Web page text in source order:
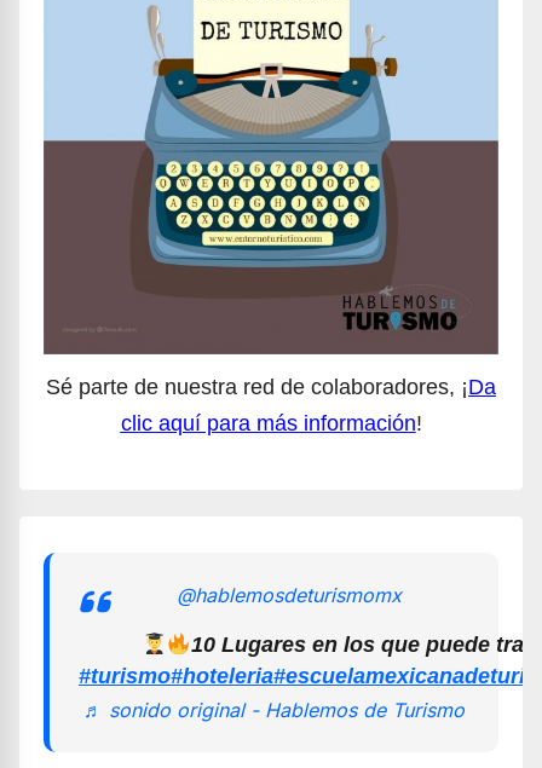
Sé parte de nuestra red de colaboradores, ¡Da
clic aquí para más información!
@hablemosdeturismomx
10 Lugares en los que puede
#turismo#hoteleria
♬ sonido original - Hablemos de Turismo